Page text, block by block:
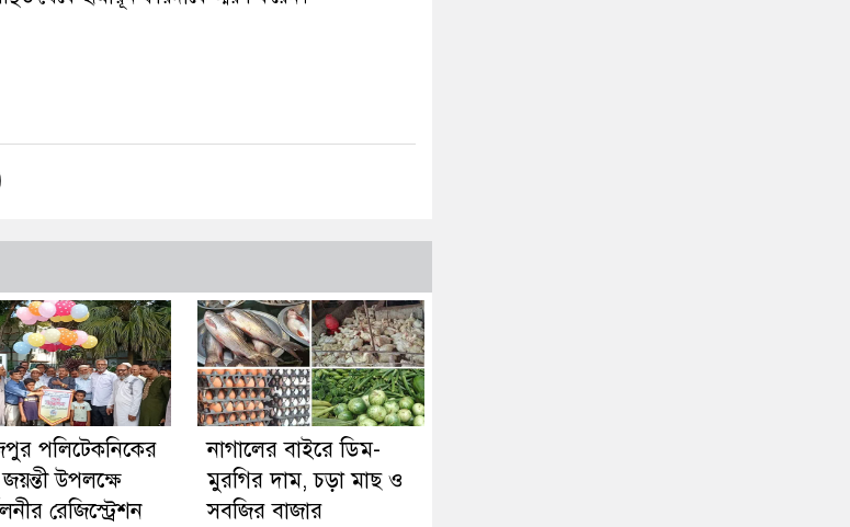
পলিটেকনিকের
উপলক্ষে
রেজিস্ট্রেশন
নাগালের বাইরে ডিম-
মুরগির দাম, চড়া মাছ ও
সবজির বাজার